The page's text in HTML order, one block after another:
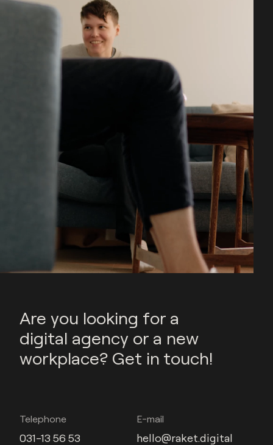
Are you looking for a
digital agency or a new
workplace? Get in touch!
Telephone
031-13 56 53
E-mail
hello@raket.digital